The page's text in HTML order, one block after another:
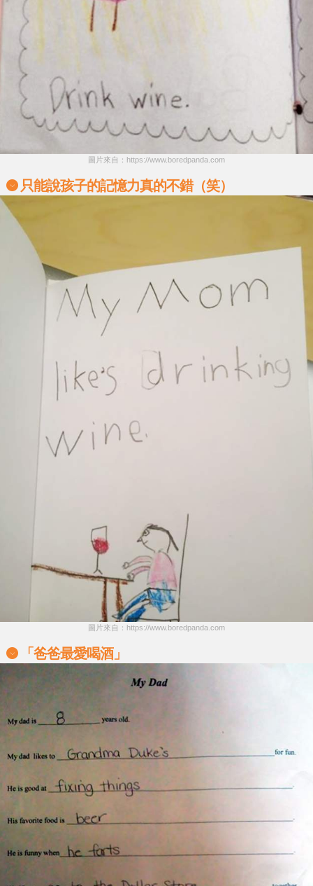
圖片來自：https://www.boredpanda.com
只能說孩子的記憶力真的不錯（笑）
圖片來自：https://www.boredpanda.com
「爸爸最愛喝酒」